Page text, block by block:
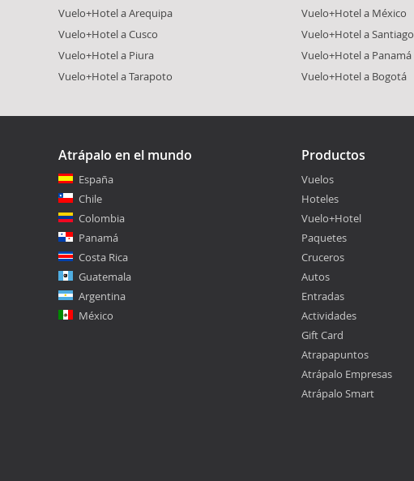
Vuelo+Hotel a Arequipa
Vuelo+Hotel a Cusco
Vuelo+Hotel a Piura
Vuelo+Hotel a Tarapoto
Vuelo+Hotel a México
Vuelo+Hotel a Santiago
Vuelo+Hotel a Panamá
Vuelo+Hotel a Bogotá
Atrápalo en el mundo
España
Chile
Colombia
Panamá
Costa Rica
Guatemala
Argentina
México
Productos
Vuelos
Hoteles
Vuelo+Hotel
Paquetes
Cruceros
Autos
Entradas
Actividades
Gift Card
Atrapapuntos
Atrápalo Empresas
Atrápalo Smart